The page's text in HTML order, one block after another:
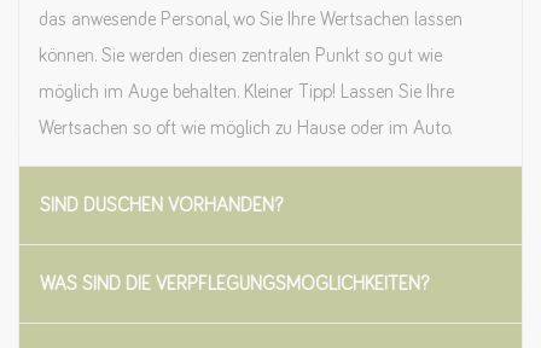
das anwesende Personal, wo Sie Ihre Wertsachen lassen
können. Sie werden diesen zentralen Punkt so gut wie
möglich im Auge behalten. Kleiner Tipp! Lassen Sie Ihre
Wertsachen so oft wie möglich zu Hause oder im Auto.
SIND DUSCHEN VORHANDEN?
WAS SIND DIE VERPFLEGUNGSMÖGLICHKEITEN?